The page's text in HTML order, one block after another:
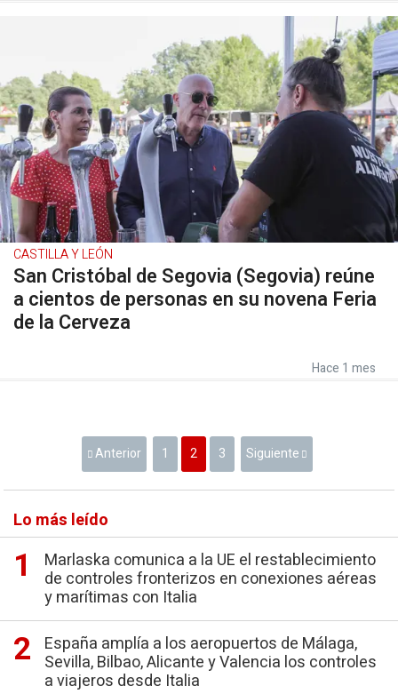
CASTILLA Y LEÓN
San Cristóbal de Segovia (Segovia) reúne
a cientos de personas en su novena Feria
de la Cerveza
Hace 1 mes
Anterior 1 2 3 Siguiente
Lo más leído
Marlaska comunica a la UE el restablecimiento
de controles fronterizos en conexiones aéreas
y marítimas con Italia
España amplía a los aeropuertos de Málaga,
Sevilla, Bilbao, Alicante y Valencia los controles
a viajeros desde Italia